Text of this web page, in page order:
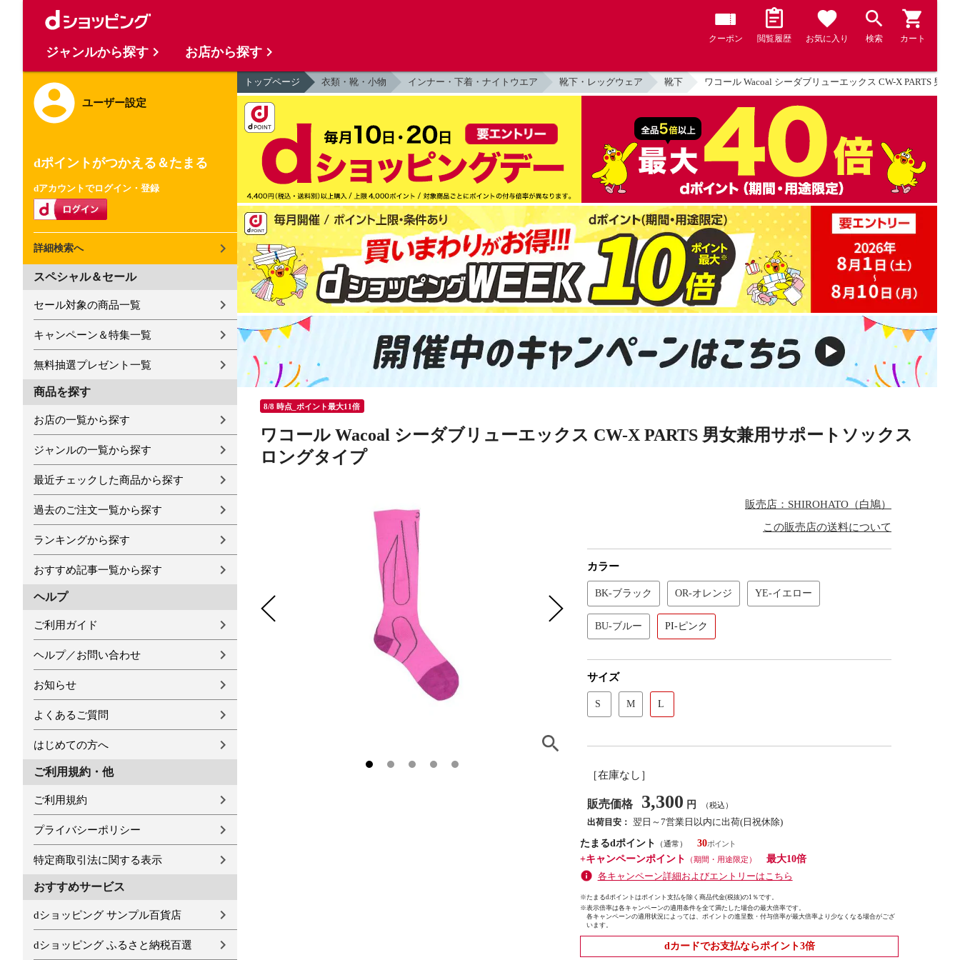
クーポン 閲覧履歴 お気に入り 検索 カート
ユーザー設定
dポイントがつかえる＆たまる
dアカウントでログイン・登録
詳細検索へ
スペシャル＆セール
セール対象の商品一覧
キャンペーン＆特集一覧
無料抽選プレゼント一覧
商品を探す
お店の一覧から探す
ジャンルの一覧から探す
最近チェックした商品から探す
過去のご注文一覧から探す
ランキングから探す
おすすめ記事一覧から探す
ヘルプ
ご利用ガイド
ヘルプ／お問い合わせ
お知らせ
よくあるご質問
はじめての方へ
ご利用規約・他
ご利用規約
プライバシーポリシー
特定商取引法に関する表示
おすすめサービス
dショッピング サンプル百貨店
dショッピング ふるさと納税百選
トップページ 衣類・靴・小物 インナー・下着・ナイトウエア 靴下・レッグウェア 靴下 ワコール Wacoal シーダブリューエックス CW-X PARTS 男
8/8 時点_ポイント最大11倍
ワコール Wacoal シーダブリューエックス CW-X PARTS 男女兼用サポートソックス
ロングタイプ
販売店：SHIROHATO（白鳩）
この販売店の送料について
カラー
BK-ブラック OR-オレンジ YE-イエロー
BU-ブルー PI-ピンク
サイズ
S M L
［在庫なし］
販売価格 3,300 円 （税込）
出荷目安： 翌日～7営業日以内に出荷(日祝休除)
たまるdポイント
（通常）
30
+キャンペーンポイント
（期間・用途限定）
最大10倍
各キャンペーン詳細およびエントリーはこちら
※たまるdポイントはポイント支払を除く商品代金(税抜)の1％です。
※表示倍率は各キャンペーンの適用条件を全て満たした場合の最大倍率です。
各キャンペーンの適用状況によっては、ポイントの進呈数・付与倍率が最大倍率より少なくなる場合がござ
います。
dカードでお支払ならポイント3倍
ジャンルから探す お店から探す